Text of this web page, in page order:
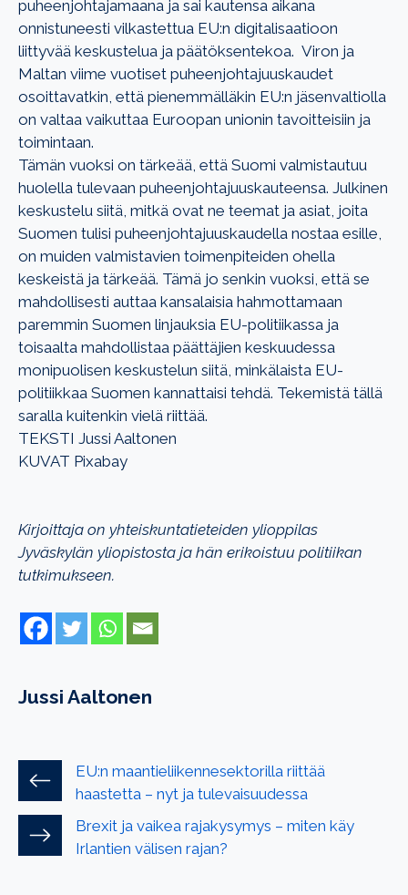
puheenjohtajamaana ja sai kautensa aikana
onnistuneesti vilkastettua EU:n digitalisaatioon
liittyvää keskustelua ja päätöksentekoa. Viron ja
Maltan viime vuotiset puheenjohtajuuskaudet
osoittavatkin, että pienemmälläkin EU:n jäsenvaltiolla
on valtaa vaikuttaa Euroopan unionin tavoitteisiin ja
toimintaan.
Tämän vuoksi on tärkeää, että Suomi valmistautuu
huolella tulevaan puheenjohtajuuskauteensa. Julkinen
keskustelu siitä, mitkä ovat ne teemat ja asiat, joita
Suomen tulisi puheenjohtajuuskaudella nostaa esille,
on muiden valmistavien toimenpiteiden ohella
keskeistä ja tärkeää. Tämä jo senkin vuoksi, että se
mahdollisesti auttaa kansalaisia hahmottamaan
paremmin Suomen linjauksia EU-politiikassa ja
toisaalta mahdollistaa päättäjien keskuudessa
monipuolisen keskustelun siitä, minkälaista EU-
politiikkaa Suomen kannattaisi tehdä. Tekemistä tällä
saralla kuitenkin vielä riittää.
TEKSTI Jussi Aaltonen
KUVAT Pixabay
Kirjoittaja on yhteiskuntatieteiden ylioppilas
Jyväskylän yliopistosta ja hän erikoistuu politiikan
tutkimukseen.
Jussi Aaltonen
EU:n maantieliikennesektorilla riittää
haastetta – nyt ja tulevaisuudessa
Brexit ja vaikea rajakysymys – miten käy
Irlantien välisen rajan?